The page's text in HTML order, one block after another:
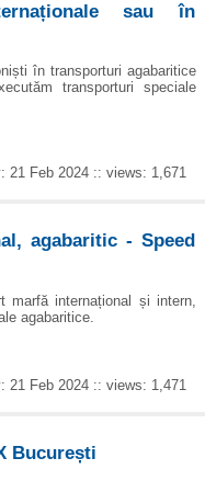
sau în
în transporturi agabaritice
transporturi speciale
21 Feb 2024 :: views: 1,671
agabaritic - Speed
internațional și intern,
agabaritice.
21 Feb 2024 :: views: 1,471
București